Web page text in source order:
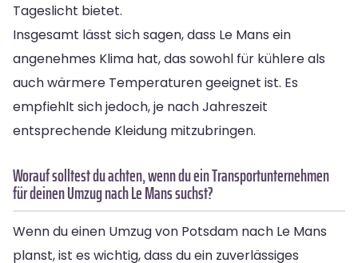
Tageslicht bietet.
Insgesamt lässt sich sagen, dass Le Mans ein
angenehmes Klima hat, das sowohl für kühlere als
auch wärmere Temperaturen geeignet ist. Es
empfiehlt sich jedoch, je nach Jahreszeit
entsprechende Kleidung mitzubringen.
Worauf solltest du achten, wenn du ein Transportunternehmen
für deinen Umzug nach Le Mans suchst?
Wenn du einen Umzug von Potsdam nach Le Mans
planst, ist es wichtig, dass du ein zuverlässiges